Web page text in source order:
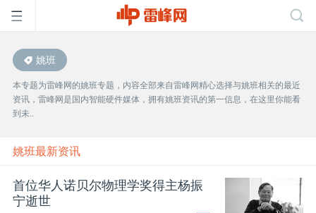
首
页
雷
峰
姚班
本专题为雷峰网的姚班专题，内容全部来自雷峰网精心选择与姚班相关的最近
资讯，雷峰网是国内智能硬件媒体，拥有姚班资讯的第一信息，在这里你能看
到未..
姚班最新资讯
首位华人诺贝尔物理学奖得主杨振
宁逝世